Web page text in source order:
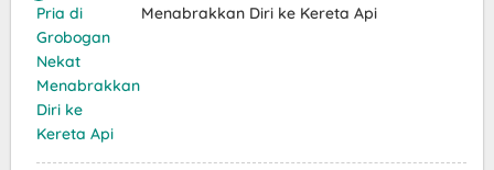
Menabrakkan Diri ke Kereta Api